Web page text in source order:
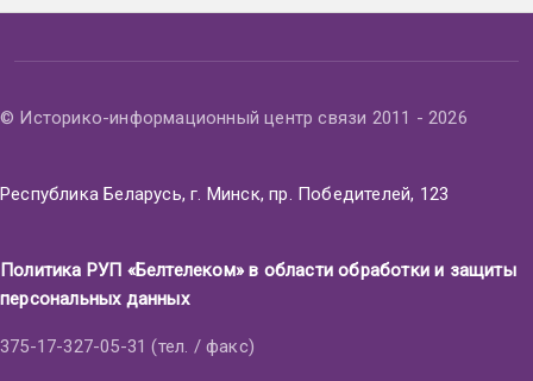
© Историко-информационный центр связи 2011 - 2026
Республика Беларусь, г. Минск, пр. Победителей, 123
Политика РУП «Белтелеком» в области обработки и защиты
персональных данных
375-17-327-05-31 (тел. / факс)